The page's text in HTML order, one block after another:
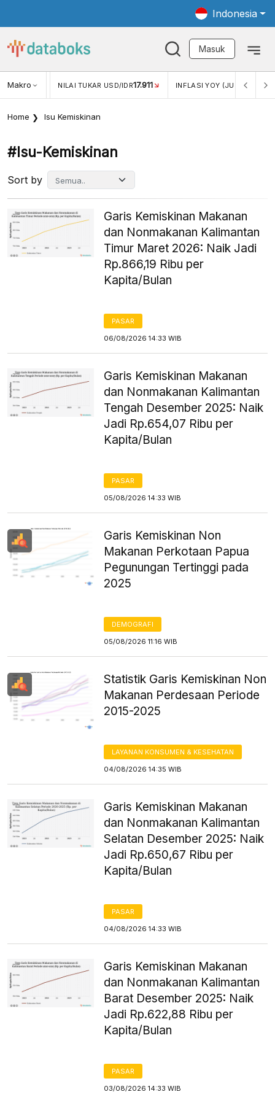
Indonesia
Masuk
Makro
USD/IDR 17.911 INFLASI YOY (JUL)2,88% INFLASI MOM (JUL)-
Home Isu Kemiskinan
#isu-Kemiskinan
Sort by
Garis Kemiskinan Makanan
dan Nonmakanan Kalimantan
Timur Maret 2026: Naik Jadi
Rp.866,19 Ribu per
Kapita/Bulan
PASAR
06/08/2026 14:33 WIB
Garis Kemiskinan Makanan
dan Nonmakanan Kalimantan
Tengah Desember 2025: Naik
Jadi Rp.654,07 Ribu per
Kapita/Bulan
PASAR
05/08/2026 14:33 WIB
Garis Kemiskinan Non
Makanan Perkotaan Papua
Pegunungan Tertinggi pada
2025
DEMOGRAFI
05/08/2026 11:16 WIB
Statistik Garis Kemiskinan Non
Makanan Perdesaan Periode
2015-2025
LAYANAN KONSUMEN & KESEHATAN
04/08/2026 14:35 WIB
Garis Kemiskinan Makanan
dan Nonmakanan Kalimantan
Selatan Desember 2025: Naik
Jadi Rp.650,67 Ribu per
Kapita/Bulan
PASAR
04/08/2026 14:33 WIB
Garis Kemiskinan Makanan
dan Nonmakanan Kalimantan
Barat Desember 2025: Naik
Jadi Rp.622,88 Ribu per
Kapita/Bulan
PASAR
03/08/2026 14:33 WIB